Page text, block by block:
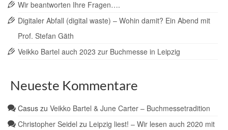
Wir beantworten Ihre Fragen….
Digitaler Abfall (digital waste) – Wohin damit? Ein Abend mit
Prof. Stefan Gäth
Veikko Bartel auch 2023 zur Buchmesse in Leipzig
Neueste Kommentare
Casus zu Veikko Bartel & June Carter – Buchmessetradition
Christopher Seidel zu Leipzig liest! – Wir lesen auch 2020 mit